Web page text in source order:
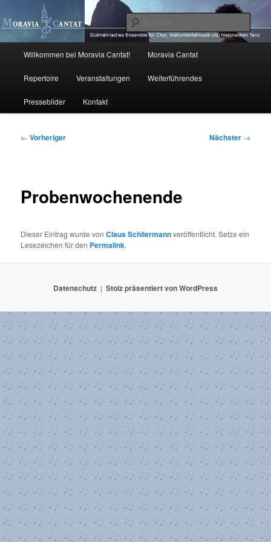
primären
Inhalt
springenMoravia Cantat
Willkommen bei Moravia Cantat! Moravia Cantat
Repertoire Veranstaltungen Weiterführendes
Pressebilder Kontakt
Beitragsnavigation
← Vorheriger Nächster →
Probenwochenende
Dieser Eintrag wurde vonClaus Schliermannveröffentlicht. Setze ein
Lesezeichen für den Permalink.
Datenschutz Stolz präsentiert von WordPress